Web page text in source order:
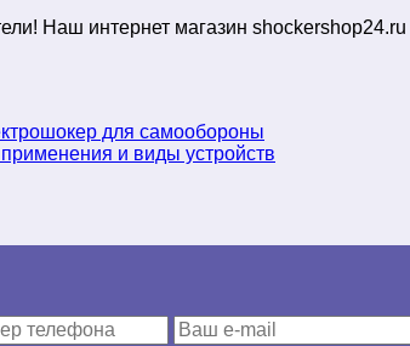
Наш интернет магазин
для самообороны
и виды устройств